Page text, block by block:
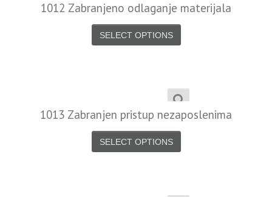
1012 Zabranjeno odlaganje materijala
SELECT OPTIONS
1013 Zabranjen pristup nezaposlenima
SELECT OPTIONS